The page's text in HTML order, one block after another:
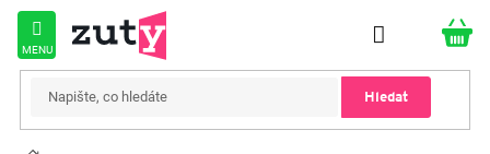
Přejít
obsah
Hledat